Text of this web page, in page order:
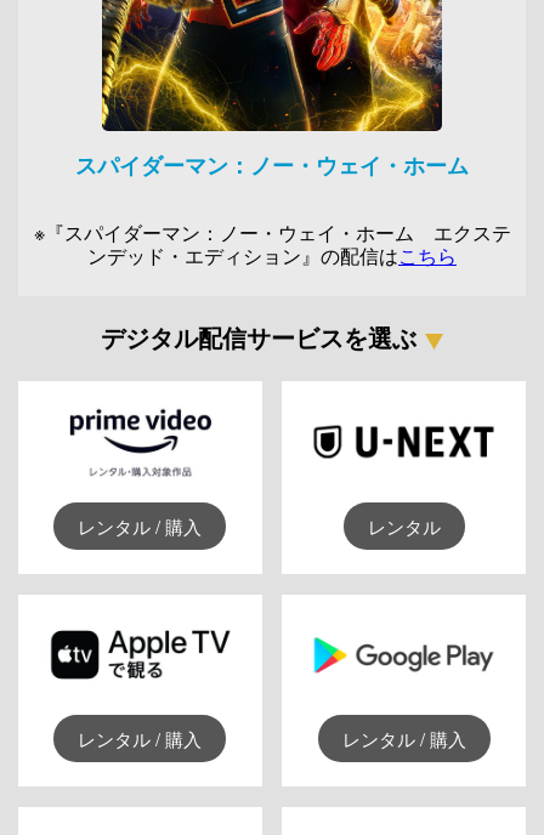
スパイダーマン：ノー・ウェイ・ホーム
※『スパイダーマン：ノー・ウェイ・ホーム エクステ
ンデッド・エディション』の配信はこちら
デジタル配信サービスを選ぶ
レンタル / 購入 レンタル
レンタル / 購入 レンタル / 購入